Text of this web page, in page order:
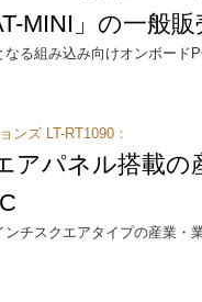
MINI」の一般
る組み込み向けオンボード
ンズ LT-RT1090：
アパネル搭載の
チスクエアタイプの産業・